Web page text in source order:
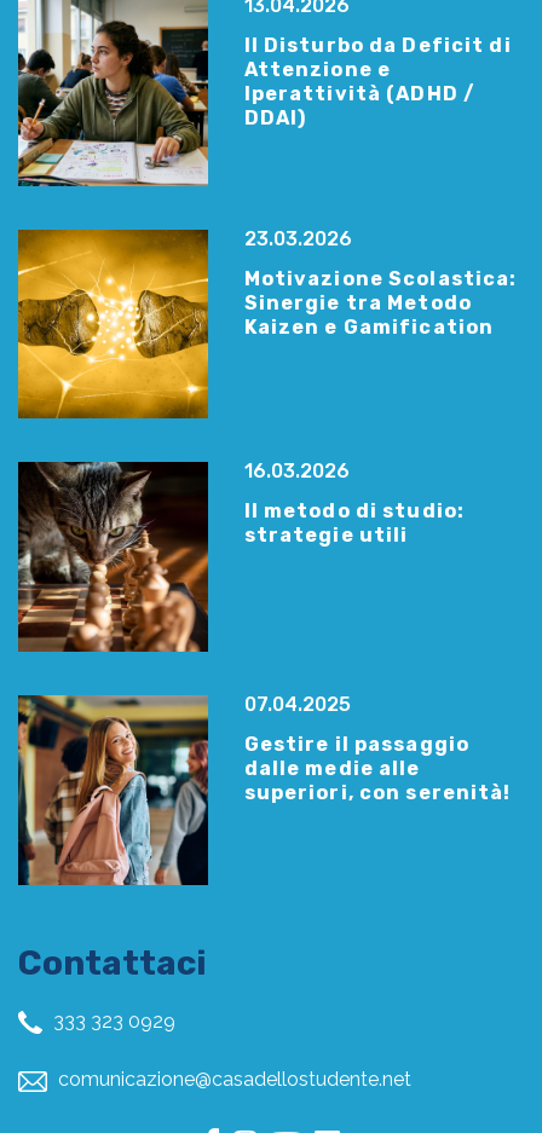
13.04.2026
Il Disturbo da Deficit di
Attenzione e
Iperattività (ADHD /
DDAI)
23.03.2026
Motivazione Scolastica:
Sinergie tra Metodo
Kaizen e Gamification
16.03.2026
Il metodo di studio:
strategie utili
07.04.2025
Gestire il passaggio
dalle medie alle
superiori, con serenità!
Contattaci
333 323 0929
comunicazione@casadellostudente.net